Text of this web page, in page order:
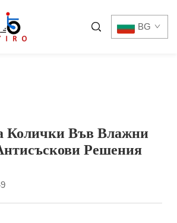
BG
Колички Във Влажни
Решения